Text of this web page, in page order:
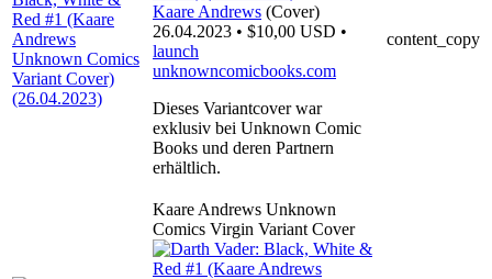
Kaare Andrews (Cover)
26.04.2023 • $10,00 USD •
launch
unknowncomicbooks.com
Dieses Variantcover war
exklusiv bei Unknown Comic
Books und deren Partnern
erhältlich.
content_copy
Kaare Andrews Unknown
Comics Virgin Variant Cover